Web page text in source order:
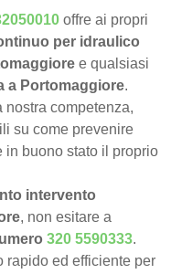
offre ai propri
per idraulico
e qualsiasi
a Portomaggiore.
competenza,
su come prevenire
in buono stato il proprio
intervento
, non esitare a
320 5590333.
rapido ed efficiente per